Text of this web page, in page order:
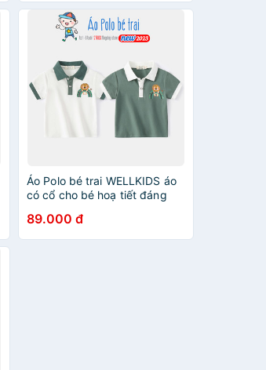
Áo Polo bé trai WELLKIDS áo
có cổ cho bé hoạ tiết đáng
89.000 đ